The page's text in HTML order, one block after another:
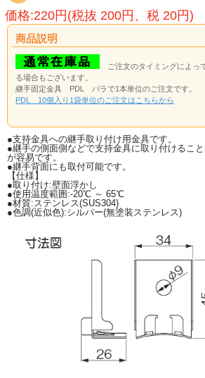
価格:220円(税抜 200円、税 20円)
商品説明
ご注文のタイミングによっ
る場合もございます。
継手固定金具 PDL バラで1本単位のご注文です。
PDL 10個入り1袋単位のご注文はこちらから
●支持金具への継手取り付け用金具です。
●継手の側面側などで支持金具に取り付けるこ
が容易です。
●継手背面にも取付可能です。
【仕様】
●取り付け:壁面浮かし
●使用温度範囲:-20℃ ～ 65℃
●材質:ステンレス(SUS304)
●色調(近似色):シルバー(無塗装ステンレス)